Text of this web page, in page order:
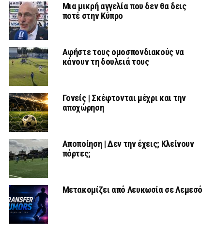
Μια μικρή αγγελία που δεν θα δεις
ποτέ στην Κύπρο
Αφήστε τους ομοσπονδιακούς να
κάνουν τη δουλειά τους
Γονείς | Σκέφτονται μέχρι και την
αποχώρηση
Αποποίηση | Δεν την έχεις; Κλείνουν
πόρτες;
Μετακομίζει από Λευκωσία σε Λεμεσό